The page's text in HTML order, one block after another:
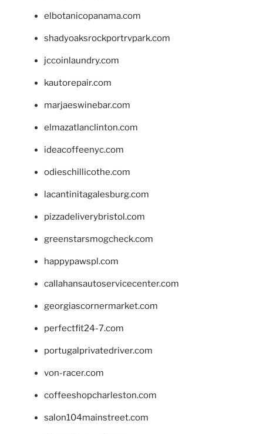
elbotanicopanama.com
shadyoaksrockportrvpark.com
jccoinlaundry.com
kautorepair.com
marjaeswinebar.com
elmazatlanclinton.com
ideacoffeenyc.com
odieschillicothe.com
lacantinitagalesburg.com
pizzadeliverybristol.com
greenstarsmogcheck.com
happypawspl.com
callahansautoservicecenter.com
georgiascornermarket.com
perfectfit24-7.com
portugalprivatedriver.com
von-racer.com
coffeeshopcharleston.com
salon104mainstreet.com